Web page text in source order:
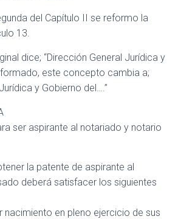
del Capítulo II se reformo la
13.
dice; “Dirección General Jurídica y
este concepto cambia a;
y Gobierno del….”
ser aspirante al notariado y notario
la patente de aspirante al
deberá satisfacer los siguientes
nacimiento en pleno ejercicio de sus